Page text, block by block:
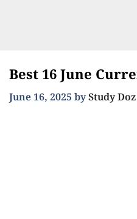
Best 16 June
June 16, 2025 byStudy Doz